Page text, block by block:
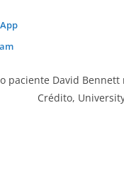
paciente David
Crédito,